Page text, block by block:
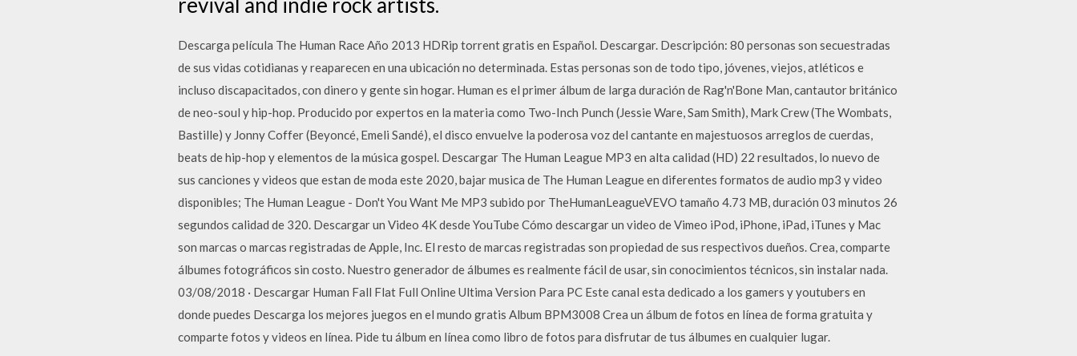
Descarga película The Human Race Año 2013 HDRip torrent gratis en Español. Descargar. Descripción: 80 personas son secuestradas
de sus vidas cotidianas y reaparecen en una ubicación no determinada. Estas personas son de todo tipo, jóvenes, viejos, atléticos e
incluso discapacitados, con dinero y gente sin hogar. Human es el primer álbum de larga duración de Rag'n'Bone Man, cantautor británico
de neo-soul y hip-hop. Producido por expertos en la materia como Two-Inch Punch (Jessie Ware, Sam Smith), Mark Crew (The Wombats,
Bastille) y Jonny Coffer (Beyoncé, Emeli Sandé), el disco envuelve la poderosa voz del cantante en majestuosos arreglos de cuerdas,
beats de hip-hop y elementos de la música gospel. Descargar The Human League MP3 en alta calidad (HD) 22 resultados, lo nuevo de
sus canciones y videos que estan de moda este 2020, bajar musica de The Human League en diferentes formatos de audio mp3 y video
disponibles; The Human League - Don't You Want Me MP3 subido por TheHumanLeagueVEVO tamaño 4.73 MB, duración 03 minutos 26
segundos calidad de 320. Descargar un Video 4K desde YouTube Cómo descargar un video de Vimeo iPod, iPhone, iPad, iTunes y Mac
son marcas o marcas registradas de Apple, Inc. El resto de marcas registradas son propiedad de sus respectivos dueños. Crea, comparte
álbumes fotográficos sin costo. Nuestro generador de álbumes es realmente fácil de usar, sin conocimientos técnicos, sin instalar nada.
03/08/2018 · Descargar Human Fall Flat Full Online Ultima Version Para PC Este canal esta dedicado a los gamers y youtubers en
donde puedes Descarga los mejores juegos en el mundo gratis Album BPM3008 Crea un álbum de fotos en línea de forma gratuita y
comparte fotos y videos en línea. Pide tu álbum en línea como libro de fotos para disfrutar de tus álbumes en cualquier lugar.